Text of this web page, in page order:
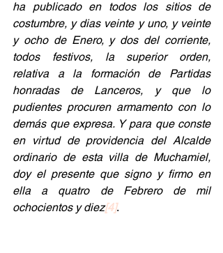
ha publicado en todos los sitios de
costumbre, y dias veinte y uno, y veinte
y ocho de Enero, y dos del corriente,
todos festivos, la superior orden,
relativa a la formación de Partidas
honradas de Lanceros, y que lo
pudientes procuren armamento con lo
demás que expresa. Y para que conste
en virtud de providencia del Alcalde
ordinario de esta villa de Muchamiel,
doy el presente que signo y firmo en
ella a quatro de Febrero de mil
ochocientos y diez[4].